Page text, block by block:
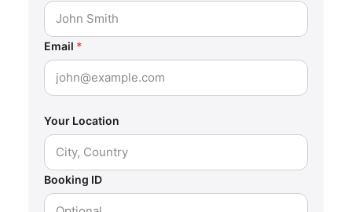
Email *
Your Location
Booking ID